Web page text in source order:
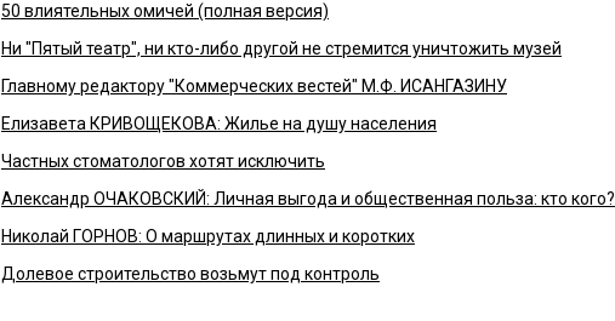
50 влиятельных омичей (полная версия)
Ни "Пятый театр", ни кто-либо другой не стремится уничтожить музей
Главному редактору "Коммерческих вестей" М.Ф. ИСАНГАЗИНУ
Елизавета КРИВОЩЕКОВА: Жилье на душу населения
Частных стоматологов хотят исключить
Александр ОЧАКОВСКИЙ: Личная выгода и общественная польза: кто кого?
Николай ГОРНОВ: О маршрутах длинных и коротких
Долевое строительство возьмут под контроль